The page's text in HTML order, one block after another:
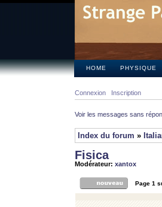
HOME PHYSIQUE
Connexion Inscription
Voir les messages sans
Index du forum »
Fisica
Modérateur: xantox
Page 1